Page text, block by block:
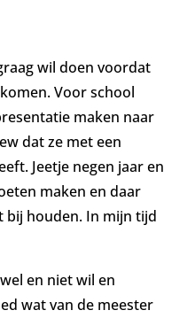
wil doen voordat
Voor school
maken naar
dat ze met een
Jeetje negen jaar en
maken en daar
bij houden. In mijn tijd
en niet wil en
wat van de meester